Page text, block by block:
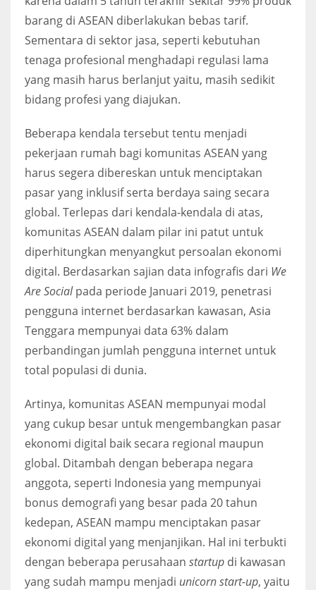
barang di ASEAN diberlakukan bebas tarif.
Sementara di sektor jasa, seperti kebutuhan
tenaga profesional menghadapi regulasi lama
yang masih harus berlanjut yaitu, masih sedikit
bidang profesi yang diajukan.
Beberapa kendala tersebut tentu menjadi
pekerjaan rumah bagi komunitas ASEAN yang
harus segera dibereskan untuk menciptakan
pasar yang inklusif serta berdaya saing secara
global. Terlepas dari kendala-kendala di atas,
komunitas ASEAN dalam pilar ini patut untuk
diperhitungkan menyangkut persoalan ekonomi
digital. Berdasarkan sajian data infografis dari We
Are Socialpada periode Januari 2019, penetrasi
pengguna internet berdasarkan kawasan, Asia
Tenggara mempunyai data 63% dalam
perbandingan jumlah pengguna internet untuk
total populasi di dunia.
Artinya, komunitas ASEAN mempunyai modal
yang cukup besar untuk mengembangkan pasar
ekonomi digital baik secara regional maupun
global. Ditambah dengan beberapa negara
anggota, seperti Indonesia yang mempunyai
bonus demografi yang besar pada 20 tahun
kedepan, ASEAN mampu menciptakan pasar
ekonomi digital yang menjanjikan. Hal ini terbukti
dengan beberapa perusahaan startup di kawasan
yang sudah mampu menjadi unicorn start-up, yaitu